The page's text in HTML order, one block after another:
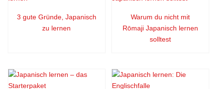
3 gute Gründe, Japanisch
zu lernen
Warum du nicht mit
Rōmaji Japanisch lernen
solltest